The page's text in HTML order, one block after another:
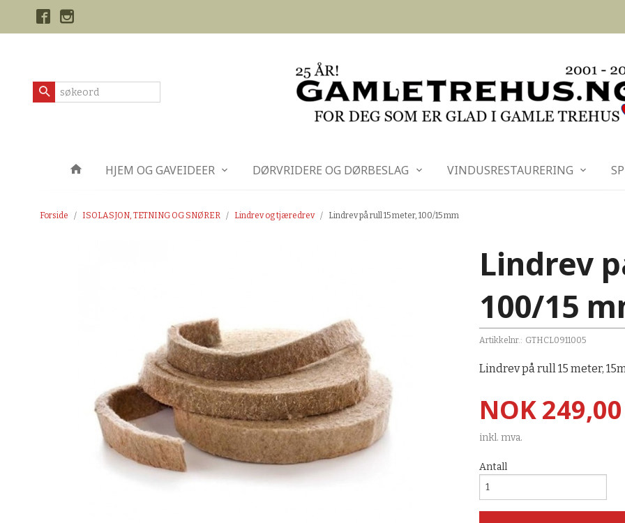
Produkter HJEM OG GAVEIDEER DØRVRIDERE OG DØRBESLAG VINDUSRESTAURERING
Forside ISOLASJON, TETNING OG SNØRER Lindrev og tjæredrev Lindrev på rull 15 meter, 100/15 mm
Lindrev
100/15
Artikkelnr.: GTHCL0911005
Lindrev på rull 15 meter,
Pris
NOK249,00
inkl. mva.
Antall